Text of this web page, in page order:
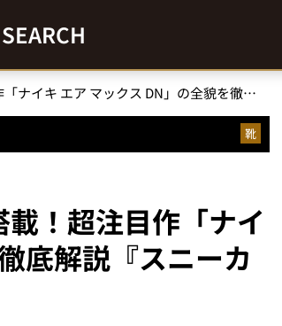
SEARCH
革新的エア“DYNAMIC AIR”を搭載！超注目作「ナイキ エア マックス DN」の全貌を徹底解説『スニーカー系ライターが体験』
靴
！超注目作「ナイ
底解説『スニーカ